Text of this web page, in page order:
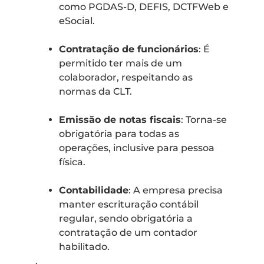
como PGDAS-D, DEFIS, DCTFWeb e
eSocial.
Contratação de funcionários: É
permitido ter mais de um
colaborador, respeitando as
normas da CLT.
Emissão de notas fiscais: Torna-se
obrigatória para todas as
operações, inclusive para pessoa
física.
Contabilidade: A empresa precisa
manter escrituração contábil
regular, sendo obrigatória a
contratação de um contador
habilitado.
.